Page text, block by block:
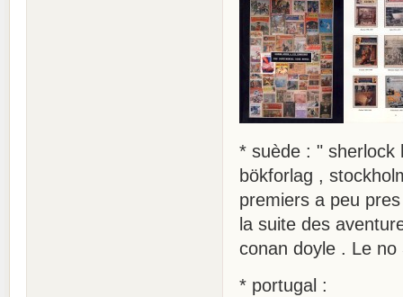
* suède : " sherlock
bökforlag ,
premiers a peu
la suite des
conan doyle . Le
* portugal :